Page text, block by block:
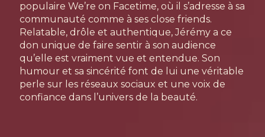
populaire We’re on Facetime, où il s’adresse à sa
communauté comme à ses close friends.
Relatable, drôle et authentique, Jérémy a ce
don unique de faire sentir à son audience
qu’elle est vraiment vue et entendue. Son
humour et sa sincérité font de lui une véritable
perle sur les réseaux sociaux et une voix de
confiance dans l’univers de la beauté.